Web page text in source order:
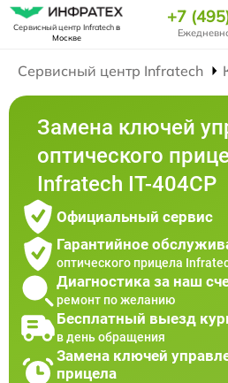
Сервисный центр Infratechв
Москве
+7
Сервисный центр Infratech
Замена ключей
оптического
Infratech IT-404CP
Официальный сервис
Гарантийное
оптического прицела
Диагностика за наш
ремонт по желанию
Бесплатный выезд
в день обращения
Замена ключей
прицела